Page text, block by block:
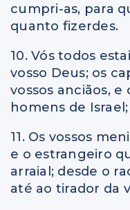
cumpri-as, para
quanto fizerdes.
10. Vós todos
vosso Deus; os
vossos anciãos, e
homens de Israel;
11. Os vossos
e o estrangeiro
arraial; desde o
até ao tirador da